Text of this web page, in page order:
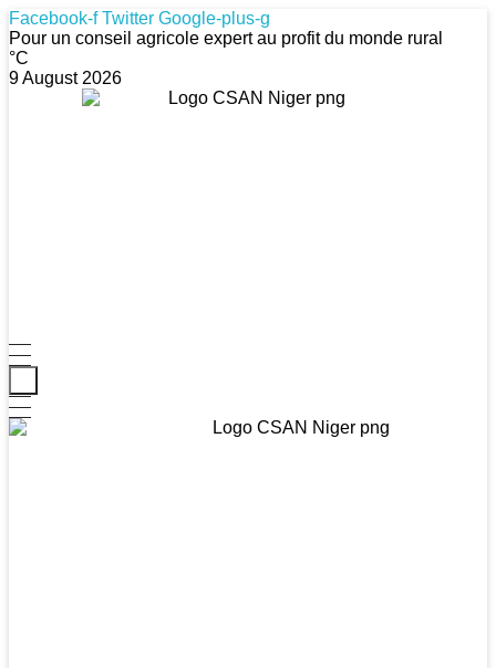
Facebook-f Twitter Google-plus-g
Pour un conseil agricole expert au profit du monde rural
°C
9 August 2026